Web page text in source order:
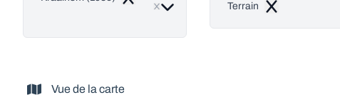
Remove Terrain Remove
Vue de la carte